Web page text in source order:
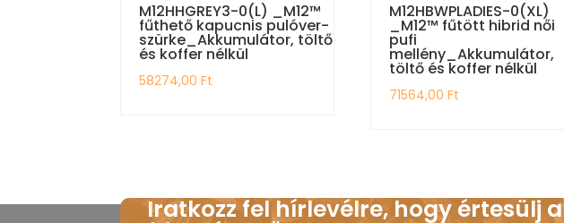
M12HHGREY3-0(L) _M12™
fűthető kapucnis pulóver-
szürke_Akkumulátor, töltő
és koffer nélkül
58274,00Ft
M12HBWPLADIES-0(XL)
_M12™ fűtött hibrid női
pufi
mellény_Akkumulátor,
töltő és koffer nélkül
71564,00Ft
Iratkozz fel hírlevélre, hogy értesülj a